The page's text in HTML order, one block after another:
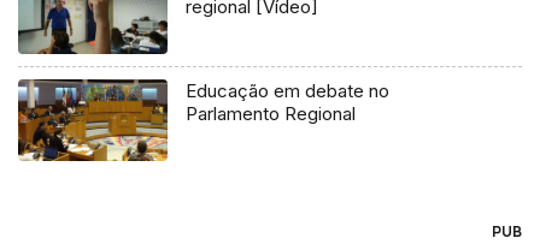
regional [Vídeo]
Educação em debate no
Parlamento Regional
PUB